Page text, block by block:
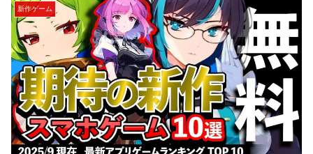
新作ゲーム